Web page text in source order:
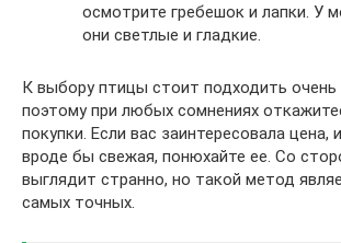
осмотрите гребешок и лапки. У
они светлые и гладкие.
К выбору птицы стоит подходить очень
поэтому при любых сомнениях
покупки. Если вас заинтересовала цена,
вроде бы свежая, понюхайте ее. Со
выглядит странно, но такой метод
самых точных.